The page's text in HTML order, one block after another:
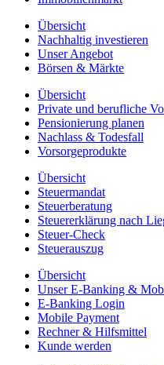
Übersicht
Nachhaltig investieren
Unser Angebot
Börsen & Märkte
Übersicht
Private und berufliche
Pensionierung planen
Nachlass & Todesfall
Vorsorgeprodukte
Übersicht
Steuermandat
Steuerberatung
Steuererklärung nach
Steuer-Check
Steuerauszug
Übersicht
Unser E-Banking &
E-Banking Login
Mobile Payment
Rechner & Hilfsmittel
Kunde werden